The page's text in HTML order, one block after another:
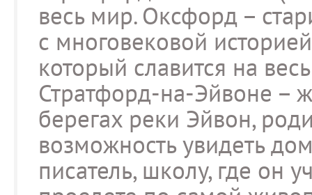
весь мир. Оксфорд –
с многовековой
который славится на
Стратфорд-на-Эйвоне –
берегах реки Эйвон,
возможность увидеть
писатель, школу, где он